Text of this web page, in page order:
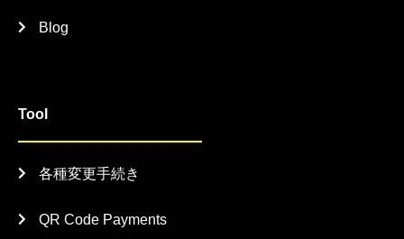
Blog
Tool
各種変更手続き
QR Code Payments